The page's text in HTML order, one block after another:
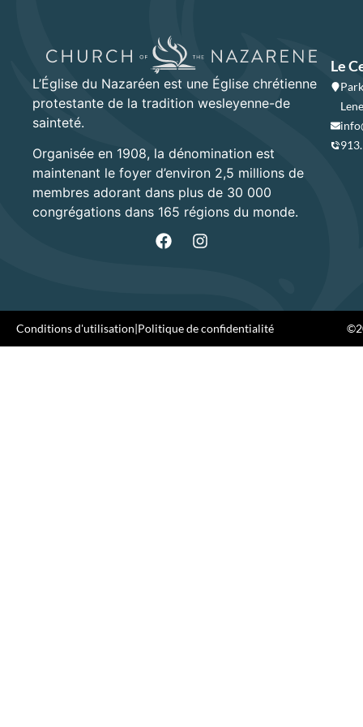
L’Église du Nazaréen est une Église chrétienne
protestante de la tradition wesleyenne-de
sainteté.
Organisée en 1908, la dénomination est
maintenant le foyer d’environ 2,5 millions de
membres adorant dans plus de 30 000
congrégations dans 165 régions du monde.
Le
Conditions d'utilisation|Politique de confidentialité